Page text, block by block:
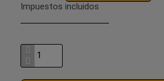
Impuestos incluidos